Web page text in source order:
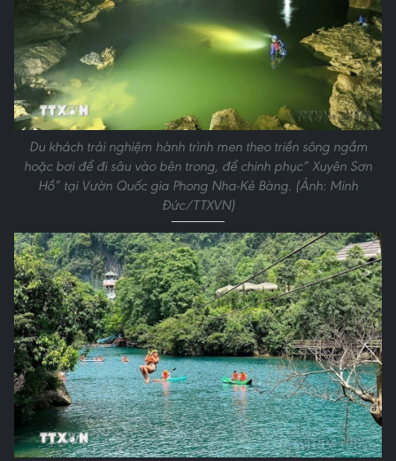
Du khách trải nghiệm hành trình men theo triền sông ngầm
hoặc bơi để đi sâu vào bên trong, để chinh phục” Xuyên Sơn
Hồ” tại Vườn Quốc gia Phong Nha-Kẻ Bàng. (Ảnh: Minh
Đức/TTXVN)